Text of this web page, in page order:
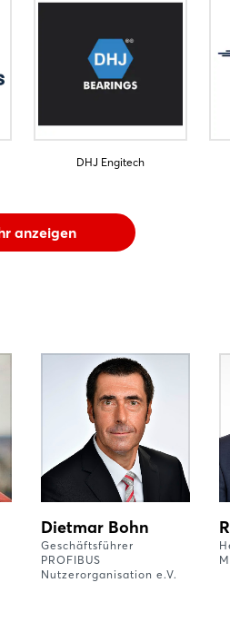
DHJ Engitech
anzeigen
Dietmar Bohn
Geschäftsführer
PROFIBUS
Nutzerorganisation e.V.